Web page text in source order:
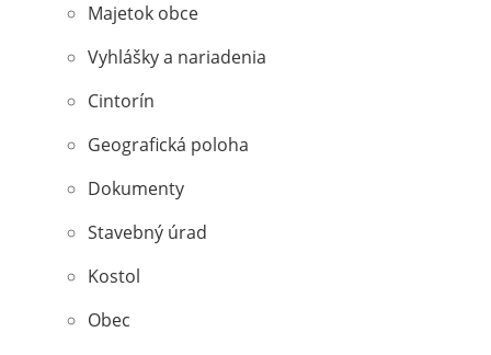
Majetok obce
Vyhlášky a nariadenia
Cintorín
Geografická poloha
Dokumenty
Stavebný úrad
Kostol
Obec